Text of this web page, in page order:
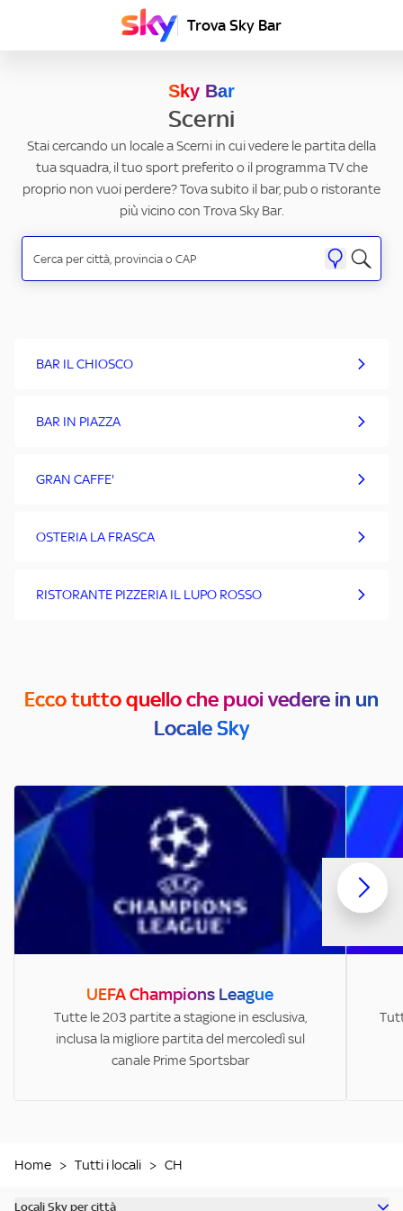
Trova Sky Bar
Sky Bar
Scerni
Stai cercando un locale a Scerni in cui vedere le partita della
tua squadra, il tuo sport preferito o il programma TV che
proprio non vuoi perdere? Tova subito il bar, pub o ristorante
più vicino con Trova Sky Bar.
BAR IL CHIOSCO
BAR IN PIAZZA
GRAN CAFFE'
OSTERIA LA FRASCA
RISTORANTE PIZZERIA IL LUPO ROSSO
Ecco tutto quello che puoi vedere in un
Locale Sky
UEFA Champions League
Tutte le 203 partite a stagione in esclusiva,
inclusa la migliore partita del mercoledì sul
canale Prime Sportsbar
Home > Tutti i locali > CH
Locali Sky per città